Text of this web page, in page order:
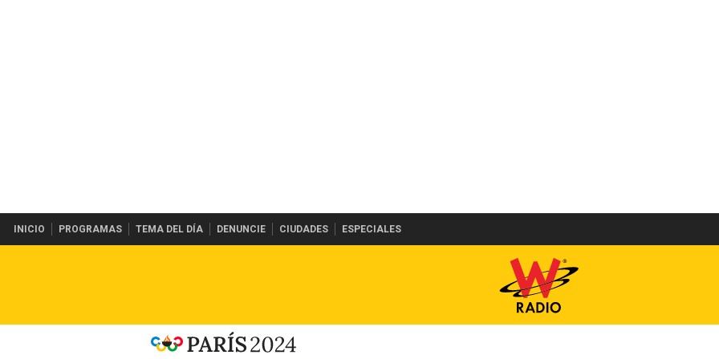
INICIO PROGRAMAS TEMA DEL DÍA DENUNCIE CIUDADES ESPECIALES